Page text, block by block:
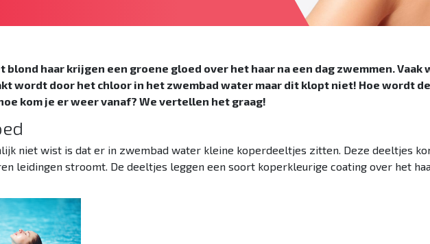
blond haar krijgen een groene gloed over het haar na een dag zwemmen.
wordt door het chloor in het zwembad water maar dit klopt niet! Hoe wordt
kom je er weer vanaf? We vertellen het graag!
niet wist is dat er in zwembad water kleine koperdeeltjes zitten. Deze deeltjes
leidingen stroomt. De deeltjes leggen een soort koperkleurige coating over het